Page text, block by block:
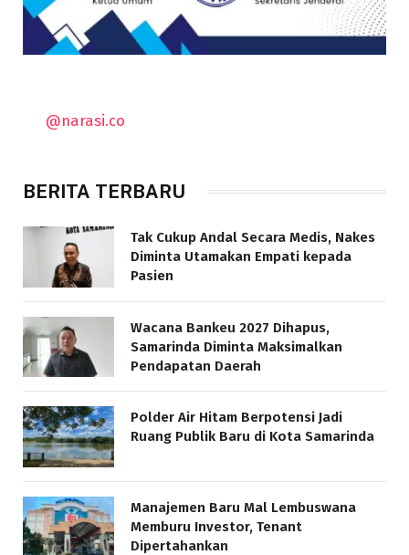
@narasi.co
BERITA TERBARU
Tak Cukup Andal Secara Medis, Nakes
Diminta Utamakan Empati kepada
Pasien
Wacana Bankeu 2027 Dihapus,
Samarinda Diminta Maksimalkan
Pendapatan Daerah
Polder Air Hitam Berpotensi Jadi
Ruang Publik Baru di Kota Samarinda
Manajemen Baru Mal Lembuswana
Memburu Investor, Tenant
Dipertahankan